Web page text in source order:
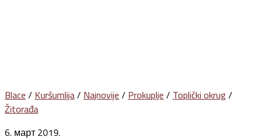
Blace / Kuršumlija/ Najnovije / Prokuplje / Toplički okrug/
Žitorađa
6. март 2019.